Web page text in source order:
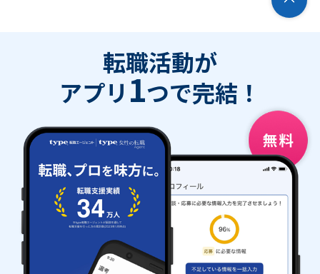
転職活動が
アプリ 1つで完結！